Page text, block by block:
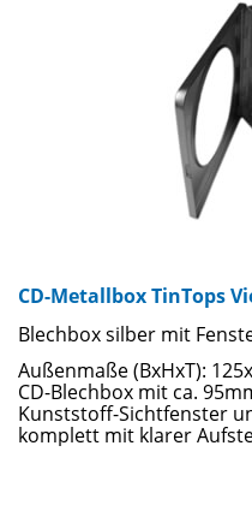
CD-Metallbox TinTops
Blechbox silber mit
Außenmaße (BxHxT):
CD-Blechbox mit ca.
Kunststoff-Sichtfenster
komplett mit klarer